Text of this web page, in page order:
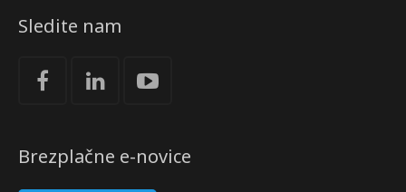
Sledite nam
Brezplačne e-novice